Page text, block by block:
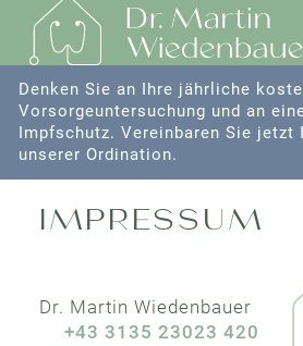
Denken Sie an Ihre jährliche
Vorsorgeuntersuchung und an
Impfschutz. Vereinbaren Sie jetzt
unserer Ordination.
IMPRESSUM
Dr. Martin Wiedenbauer
+43 3135 23023 420